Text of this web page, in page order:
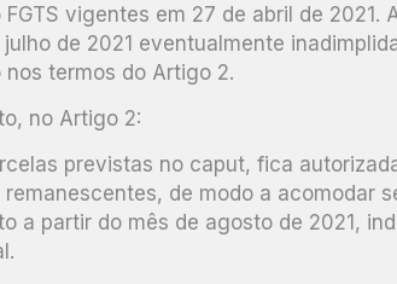
vigentes em 27 de abril de 2021.
de 2021 eventualmente
termos do Artigo 2.
no Artigo 2:
previstas no caput, fica
de modo a acomodar
a partir do mês de agosto de 2021,